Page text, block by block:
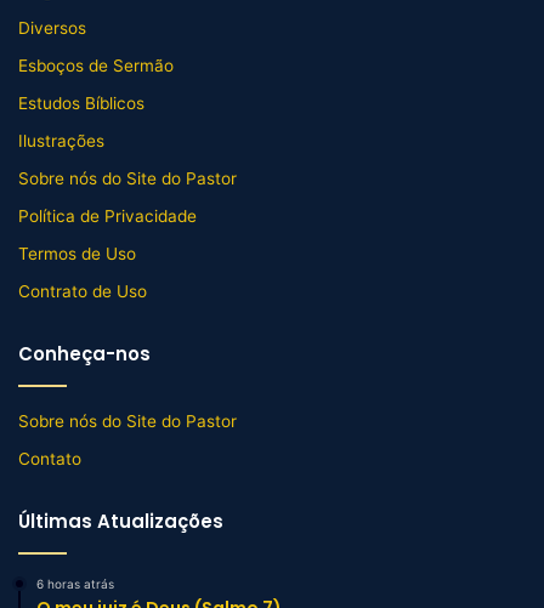
Diversos
Esboços de Sermão
Estudos Bíblicos
Ilustrações
Sobre nós do Site do Pastor
Política de Privacidade
Termos de Uso
Contrato de Uso
Conheça-nos
Sobre nós do Site do Pastor
Contato
Últimas Atualizações
6 horas atrás